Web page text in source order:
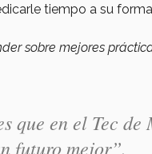
tiempo a su
sobre mejores
que en el Tec de
futuro mejor”.